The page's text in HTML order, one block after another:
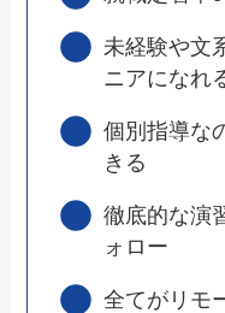
未経験や文
ニアになれ
個別指導な
きる
徹底的な演
ォロー
全てがリモ